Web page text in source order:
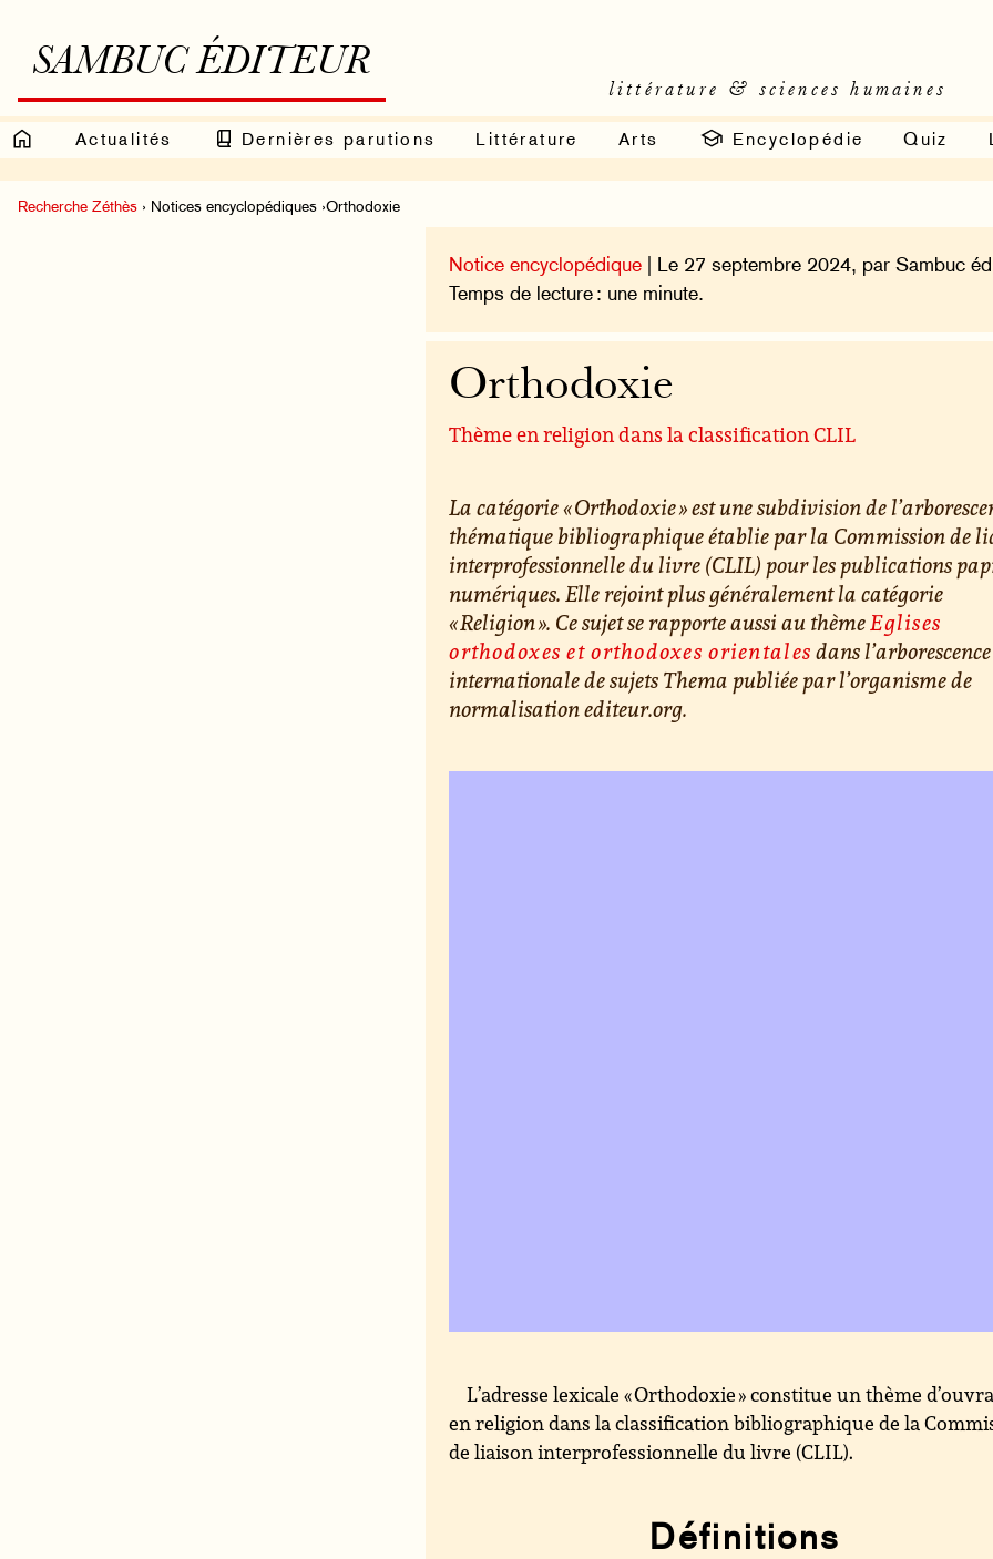
SAMBUC ÉDITEUR
littérature & sciences humaines
Actualités Dernières parutions Littérature Arts Encyclopédie Quiz
Recherche Zéthès › Notices encyclopédiques ›Orthodoxie
Notice encyclopédique | Le 27 septembre 2024, par Sambuc
Temps de lecture : une minute.
Orthodoxie
Thème en religion dans la classification CLIL
La catégorie « Orthodoxie » est une subdivision de
thématique bibliographique établie par la Commission de
interprofessionnelle du livre (CLIL) pour les publications
numériques. Elle rejoint plus généralement la catégorie
« Religion ». Ce sujet se rapporte aussi au thèmeEglises
orthodoxes et orthodoxes orientalesdans l’arborescence
internationale de sujets Thema publiée par l’organisme de
normalisation editeur.org.
L’adresse lexicale « Orthodoxie » constitue un thème
en religion dans la classification bibliographique de la
de liaison interprofessionnelle du livre (CLIL).
Définitions